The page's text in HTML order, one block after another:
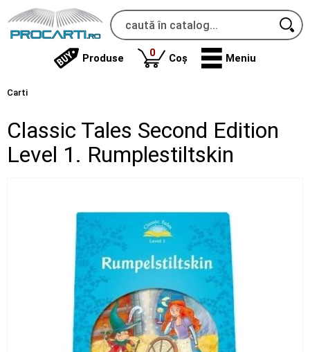
Produse 0produse
Coș Meniu
Carti
Classic Tales Second Edition
Level 1. Rumplestiltskin